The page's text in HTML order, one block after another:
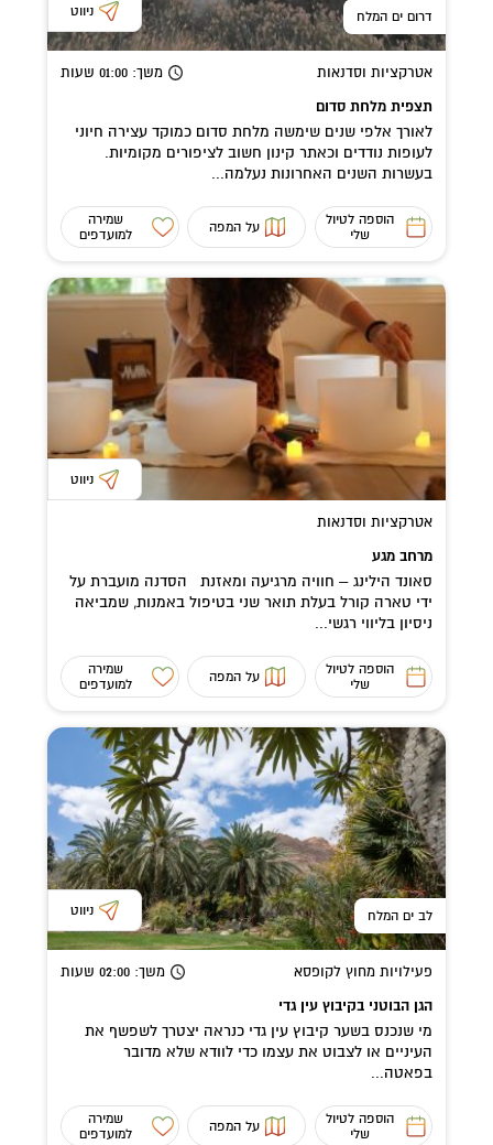
דרום ים המלח ניווט
אטרקציות וסדנאות משך: 01:00 שעות
תצפית מלחת סדום
לאורך אלפי שנים שימשה מלחת סדום כמוקד עצירה חיוני
לעופות נודדים וכאתר קינון חשוב לציפורים מקומיות.
בעשרות השנים האחרונות נעלמה...
הוספה לטיול
שלי
על המפה
שמירה
למועדפים
ניווט
אטרקציות וסדנאות
מרחב מגע
סאונד הילינג – חוויה מרגיעה ומאזנת הסדנה מועברת על
ידי טארה קורל בעלת תואר שני בטיפול באמנות, שמביאה
ניסיון בליווי רגשי...
הוספה לטיול
שלי
על המפה
שמירה
למועדפים
לב ים המלח ניווט
פעילויות מחוץ לקופסא משך: 02:00 שעות
הגן הבוטני בקיבוץ עין גדי
מי שנכנס בשער קיבוץ עין גדי כנראה יצטרך לשפשף את
העיניים או לצבוט את עצמו כדי לוודא שלא מדובר
בפאטה...
הוספה לטיול
שלי
על המפה
שמירה
למועדפים